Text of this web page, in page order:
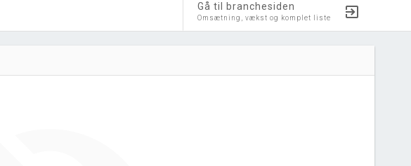
Gå til branchesiden
Omsætning, vækst og komplet liste